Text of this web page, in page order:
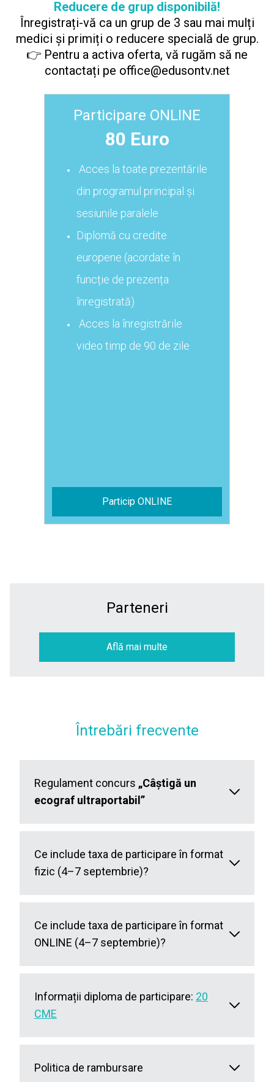
Reducere de grup disponibilă!
Înregistrați-vă ca un grup de 3 sau mai mulți
medici și primiți o reducere specială de grup.
👉 Pentru a activa oferta, vă rugăm să ne
contactați pe office@edusontv.net
Participare ONLINE
80 Euro
Acces la toate prezentările
din programul principal și
sesiunile paralele
Diplomă cu credite
europene (acordate în
funcție de prezența
înregistrată)
Acces la înregistrările
video timp de 90 de zile
Particip ONLINE
Parteneri
Află mai multe
Întrebări frecvente
Regulament concurs „Câștigă un
ecograf ultraportabil”
Ce include taxa de participare în format
fizic (4–7 septembrie)?
Ce include taxa de participare în format
ONLINE (4–7 septembrie)?
Informații diploma de participare: 20
CME
Politica de rambursare